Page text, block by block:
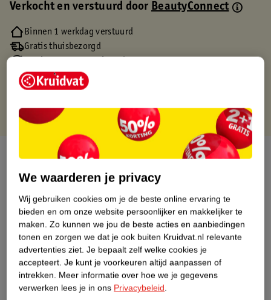
Verkocht en verstuurd doorBeautyConnect
Binnen 1 werkdag verstuurd
Gratis thuisbezorgd
Gratis punten met je Kruidvat kaart
Over dit product
Productinformatie
Nature Impact Score
Dit product heeft (nog) geen Nature
Impact Score.
Meer informatie
We waarderen je privacy
Wij gebruiken cookies om je de beste online ervaring te
bieden en om onze website persoonlijker en makkelijker te
maken. Zo kunnen we jou de beste acties en aanbiedingen
tonen en zorgen we dat je ook buiten Kruidvat.nl relevante
advertenties ziet. Je bepaalt zelf welke cookies je
accepteert. Je kunt je voorkeuren altijd aanpassen of
intrekken. Meer informatie over hoe we je gegevens
verwerken lees je in ons Privacybeleid.